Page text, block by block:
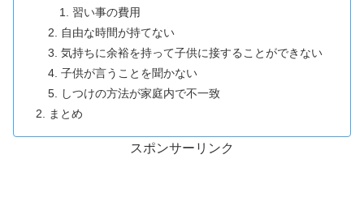
習い事の費用
自由な時間が持てない
気持ちに余裕を持って子供に接することができない
子供が言うことを聞かない
しつけの方法が家庭内で不一致
まとめ
スポンサーリンク